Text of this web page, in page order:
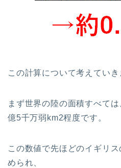
この計算について考えていき
まず世界の陸の面積すべて
億5千万弱km2程度です。
この数値で先ほどのイギリ
められ、